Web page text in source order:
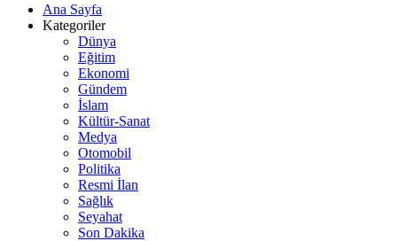
Ana Sayfa
Kategoriler
Dünya
Eğitim
Ekonomi
Gündem
İslam
Kültür-Sanat
Medya
Otomobil
Politika
Resmi İlan
Sağlık
Seyahat
Son Dakika